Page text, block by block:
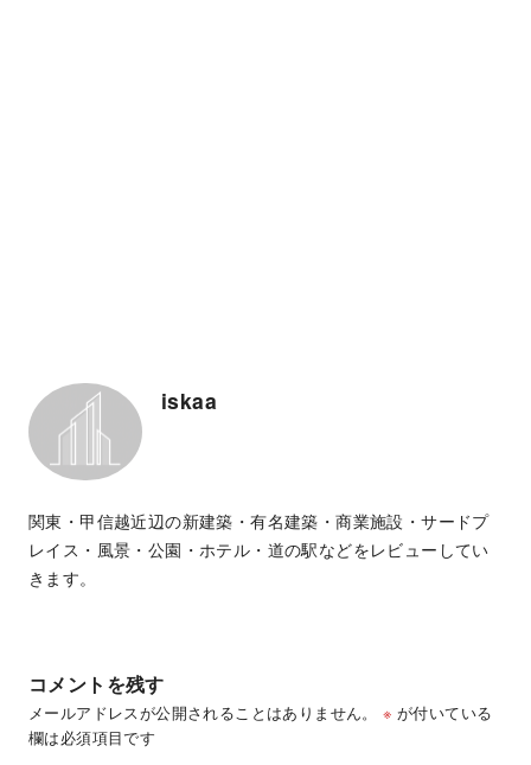
iskaa
関東・甲信越近辺の新建築・有名建築・商業施設・サードプ
レイス・風景・公園・ホテル・道の駅などをレビューしてい
きます。
コメントを残す
メールアドレスが公開されることはありません。 ※ が付いている
欄は必須項目です